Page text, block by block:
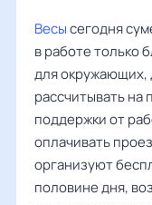
Весысегодня
в работе только
для окружающих,
рассчитывать на
поддержки от
оплачивать
организуют
половине дня,